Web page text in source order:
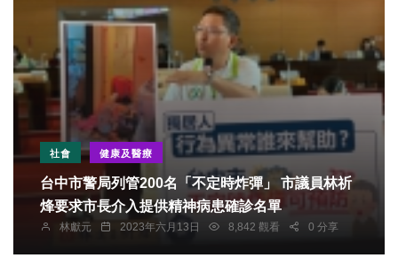
社會 健康及醫療
台中市警局列管200名「不定時炸彈」 市議員林祈
烽要求市長介入提供精神病患確診名單
林獻元 2023年六月13日 8,842 觀看 0 分享